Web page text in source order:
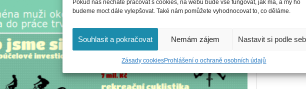
Pokud nás necháte pracovat s cookies, na webu bude vše fungovat, jak má, a my ho
budeme moct dále vylepšovat. Také nám pomůžete vyhodnocovat to, co děláme.
Souhlasit a pokračovat Nemám zájem Nastavit si podle
Zásady cookiesProhlášení o ochraně osobních údajů